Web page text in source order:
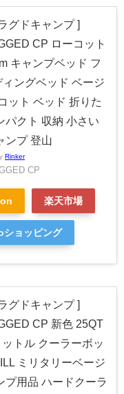
グドキャンプ ]
CP ローコット
キャンプベッド フ
ィングベッド ベージ
ット ベッド 折りた
パクト 収納 小さい
ンプ 登山
Rinker
CP
楽天市場
ショッピング
グドキャンプ ]
CP 新色 25QT
トル クーラーボッ
ミリタリーベージ
プ用品 ハードクーラ